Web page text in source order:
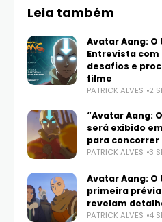
Leia também
Avatar Aang: O
Entrevista com
desafios e
filme
PATRICK ALVES 2
“Avatar Aang:
será exibido
para
PATRICK ALVES 3
Avatar Aang:
primeira
revelam
PATRICK ALVES 4